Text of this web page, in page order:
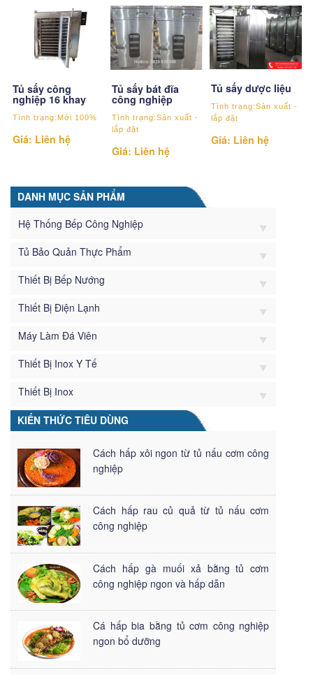
Tủ sấy công
nghiệp 16 khay
Tình trạng:Mới 100%
Giá: Liên hệ
Tủ sấy bát đĩa
công nghiệp
Tình trạng:Sản xuất -
lắp đặt
Giá: Liên hệ
Tủ sấy dược liệu
Tình trạng:Sản xuất -
lắp đặt
Giá: Liên hệ
DANH MỤC SẢN PHẨM
Hệ Thống Bếp Công Nghiệp
Tủ Bảo Quản Thực Phẩm
Thiết Bị Bếp Nướng
Thiết Bị Điện Lạnh
Máy Làm Đá Viên
Thiết Bị Inox Y Tế
Thiết Bị Inox
KIẾN THỨC TIÊU DÙNG
Cách hấp xôi ngon từ tủ nấu cơm công
nghiệp
Cách hấp rau củ quả từ tủ nấu cơm
công nghiệp
Cách hấp gà muối xả bằng tủ cơm
công nghiệp ngon và hấp dẫn
Cá hấp bia bằng tủ cơm công nghiệp
ngon bổ dưỡng